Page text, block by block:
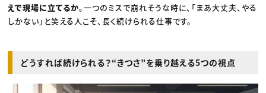
えで現場に立てるか。一つのミスで崩れそうな時に、「まあ大丈夫、やる
しかない」と笑える人こそ、長く続けられる仕事です。
どうすれば続けられる？“きつさ”を乗り越える5つの視点